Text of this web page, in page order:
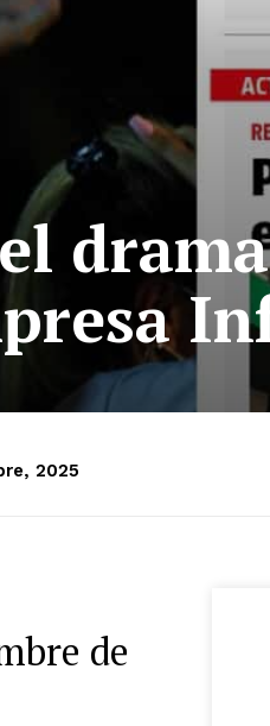
2025
de